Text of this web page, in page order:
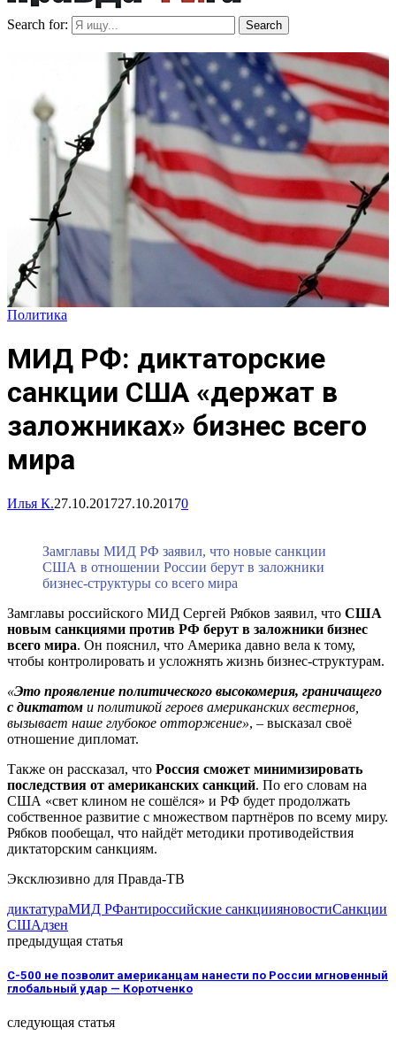
Search for: Search
Политика
МИД РФ: диктаторские
санкции США «держат в
заложниках» бизнес всего
мира
Илья К.27.10.201727.10.20170
Замглавы МИД РФ заявил, что новые санкции
США в отношении России берут в заложники
бизнес-структуры со всего мира
Замглавы российского МИД Сергей Рябков заявил, что США
новым санкциями против РФ берут в заложники бизнес
всего мира. Он пояснил, что Америка давно вела к тому,
чтобы контролировать и усложнять жизнь бизнес-структурам.
«Это проявление политического высокомерия, граничащего
с диктатом и политикой героев американских вестернов,
вызывает наше глубокое отторжение», – высказал своё
отношение дипломат.
Также он рассказал, что Россия сможет минимизировать
последствия от американских санкций. По его словам на
США «свет клином не сошёлся» и РФ будет продолжать
собственное развитие с множеством партнёров по всему миру.
Рябков пообещал, что найдёт методики противодействия
диктаторским санкциям.
Эксклюзивно для Правда-ТВ
диктатураМИД РФантироссийские санкциияновостиСанкции
СШАдзен
предыдущая статья
С-500 не позволит американцам нанести по России мгновенный
глобальный удар — Коротченко
следующая статья